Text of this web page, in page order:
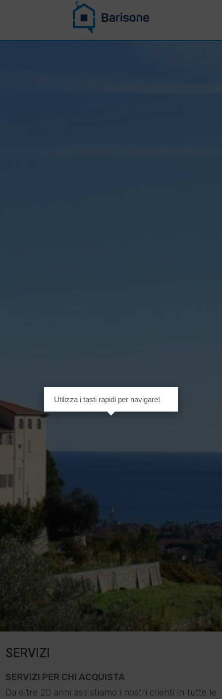
SERVIZI
SERVIZI PER CHI ACQUISTA
Da oltre 20 anni assistiamo i nostri clienti in tutte le
Utilizza i tasti rapidi per navigare!